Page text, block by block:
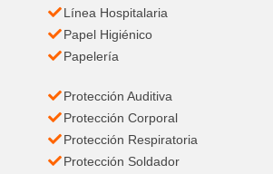
Línea Hospitalaria
Papel Higiénico
Papelería
Protección Auditiva
Protección Corporal
Protección Respiratoria
Protección Soldador